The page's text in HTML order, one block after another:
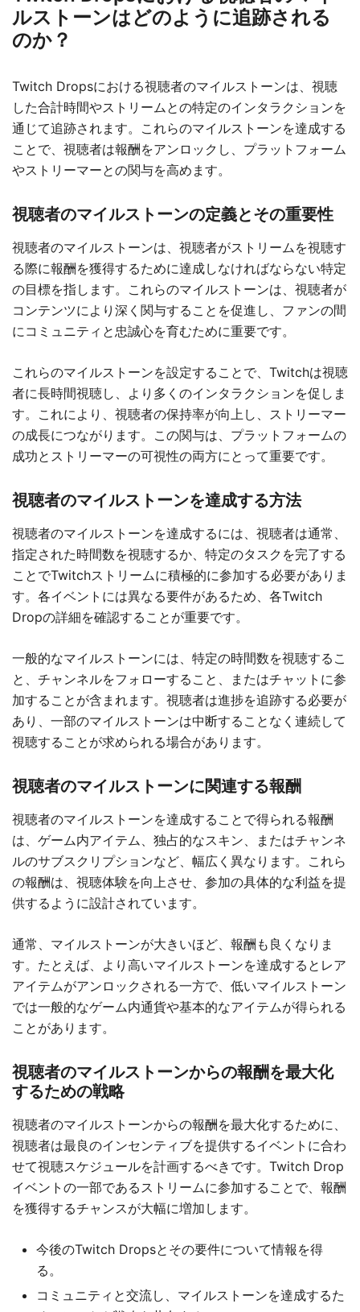
ルストーンはどのように追跡される
のか？
Twitch Dropsにおける視聴者のマイルストーンは、視聴
した合計時間やストリームとの特定のインタラクションを
通じて追跡されます。これらのマイルストーンを達成する
ことで、視聴者は報酬をアンロックし、プラットフォーム
やストリーマーとの関与を高めます。
視聴者のマイルストーンの定義とその重要性
視聴者のマイルストーンは、視聴者がストリームを視聴す
る際に報酬を獲得するために達成しなければならない特定
の目標を指します。これらのマイルストーンは、視聴者が
コンテンツにより深く関与することを促進し、ファンの間
にコミュニティと忠誠心を育むために重要です。
これらのマイルストーンを設定することで、Twitchは視聴
者に長時間視聴し、より多くのインタラクションを促しま
す。これにより、視聴者の保持率が向上し、ストリーマー
の成長につながります。この関与は、プラットフォームの
成功とストリーマーの可視性の両方にとって重要です。
視聴者のマイルストーンを達成する方法
視聴者のマイルストーンを達成するには、視聴者は通常、
指定された時間数を視聴するか、特定のタスクを完了する
ことでTwitchストリームに積極的に参加する必要がありま
す。各イベントには異なる要件があるため、各Twitch
Dropの詳細を確認することが重要です。
一般的なマイルストーンには、特定の時間数を視聴するこ
と、チャンネルをフォローすること、またはチャットに参
加することが含まれます。視聴者は進捗を追跡する必要が
あり、一部のマイルストーンは中断することなく連続して
視聴することが求められる場合があります。
視聴者のマイルストーンに関連する報酬
視聴者のマイルストーンを達成することで得られる報酬
は、ゲーム内アイテム、独占的なスキン、またはチャンネ
ルのサブスクリプションなど、幅広く異なります。これら
の報酬は、視聴体験を向上させ、参加の具体的な利益を提
供するように設計されています。
通常、マイルストーンが大きいほど、報酬も良くなりま
す。たとえば、より高いマイルストーンを達成するとレア
アイテムがアンロックされる一方で、低いマイルストーン
では一般的なゲーム内通貨や基本的なアイテムが得られる
ことがあります。
視聴者のマイルストーンからの報酬を最大化
するための戦略
視聴者のマイルストーンからの報酬を最大化するために、
視聴者は最良のインセンティブを提供するイベントに合わ
せて視聴スケジュールを計画するべきです。Twitch Drop
イベントの一部であるストリームに参加することで、報酬
を獲得するチャンスが大幅に増加します。
今後のTwitch Dropsとその要件について情報を得
る。
コミュニティと交流し、マイルストーンを達成するた